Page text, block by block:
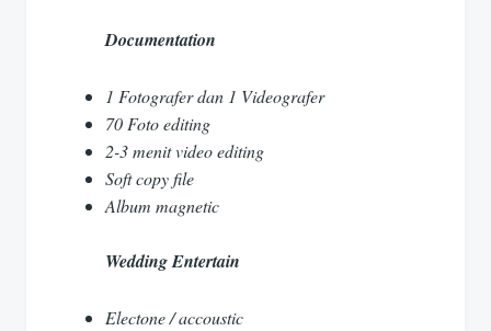
Documentation
1 Fotografer dan 1 Videografer
70 Foto editing
2-3 menit video editing
Soft copy file
Album magnetic
Wedding Entertain
Electone / accoustic